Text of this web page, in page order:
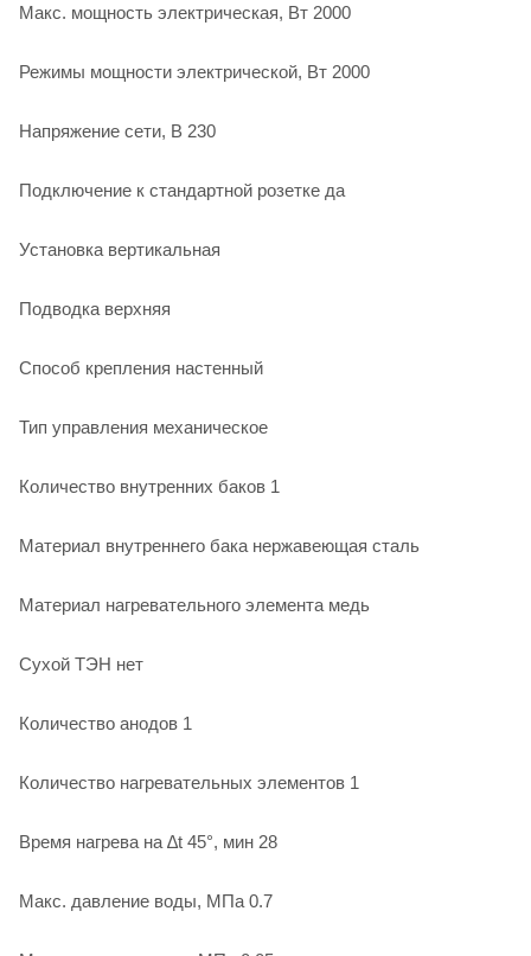
Макс. мощность электрическая, Вт 2000
Режимы мощности электрической, Вт 2000
Напряжение сети, В 230
Подключение к стандартной розетке да
Установка вертикальная
Подводка верхняя
Способ крепления настенный
Тип управления механическое
Количество внутренних баков 1
Материал внутреннего бака нержавеющая сталь
Материал нагревательного элемента медь
Сухой ТЭН нет
Количество анодов 1
Количество нагревательных элементов 1
Время нагрева на ∆t 45°, мин 28
Макс. давление воды, МПа 0.7